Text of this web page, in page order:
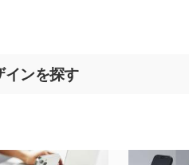
インを探す